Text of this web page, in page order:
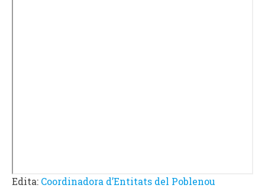
Edita: Coordinadora d’Entitats del Poblenou